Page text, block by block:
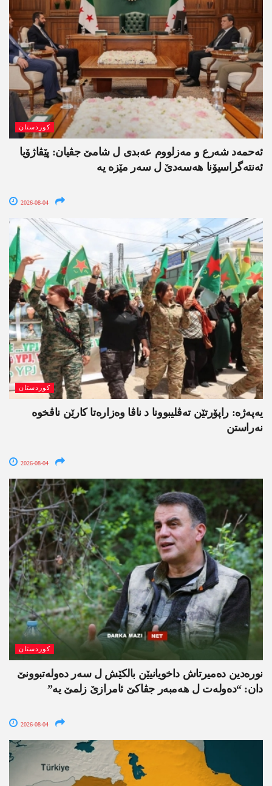
کوردستان
ئەحمەد شەرع و مەزلووم عەبدی ل شامێ جڤیان: پێڤاژۆیا
ئەنتەگراسیۆنا ھەسەدێ ل سەر مێزە یە
2026-08-04
کوردستان
یەپەژە: راپۆرتێن تەڤلیبوونا د ناڤا وەزارەتا کارێن ناڤخوە
نەراستن
2026-08-04
کوردستان
نورەدین دەمیرتاش داخویانیێن بالکێش ل سەر دەولەتبوونێ
دان: “دەولەت ل ھەمبەر جڤاکێ ئامرازێ زلمێ یە”
2026-08-04